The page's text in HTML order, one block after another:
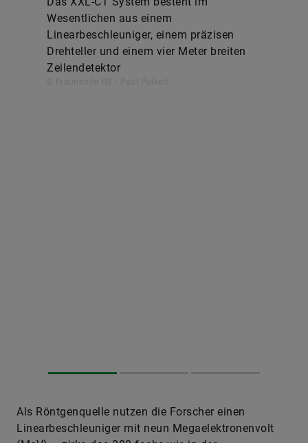
Wesentlichen aus einem
Linearbeschleuniger, einem präzisen
Drehteller und einem vier Meter breiten
Zeilendetektor
Als Röntgenquelle nutzen die Forscher einen
Linearbeschleuniger mit neun Megaelektronenvolt